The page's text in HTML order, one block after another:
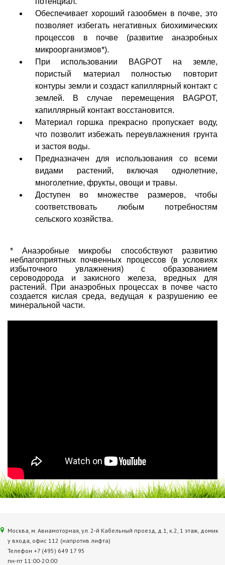
Обеспечивает хороший газообмен в почве, это
позволяет избегать негативных биохимических
процессов в почве (развитие анаэробных
микроорганизмов*).
При использовании BAGPOT на земле,
пористый материал полностью повторит
контуры земли и создаст капиллярный контакт с
землей. В случае перемещения BAGPOT,
капиллярный контакт восстановится.
Материал горшка прекрасно пропускает воду,
что позволит избежать переувлажнения грунта
и застоя воды.
Предназначен для использования со всеми
видами растений, включая однолетние,
многолетние, фрукты, овощи и травы.
Доступен во множестве размеров, чтобы
соответствовать любым потребностям
сельского хозяйства.
* Анаэробные микробы способствуют развитию
неблагоприятных почвенных процессов (в условиях
избыточного увлажнения) с образованием
сероводорода и закисного железа, вредных для
растений. При анаэробных процессах в почве часто
создается кислая среда, ведущая к разрушению ее
минеральной части.
Москва, м. Авиамоторная, ул. 2‑й Кабельный проезд, д.1, к.2, 1 этаж, домик
у входа, офис 112 (напротив лифта)
Телефон +7 (495) 649 17 95
пн-пт 11:00-20:00